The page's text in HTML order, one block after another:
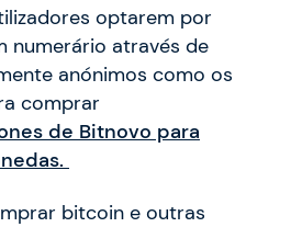
optarem por
numerário através de
anónimos como os
comprar
de Bitnovo para
bitcoin e outras